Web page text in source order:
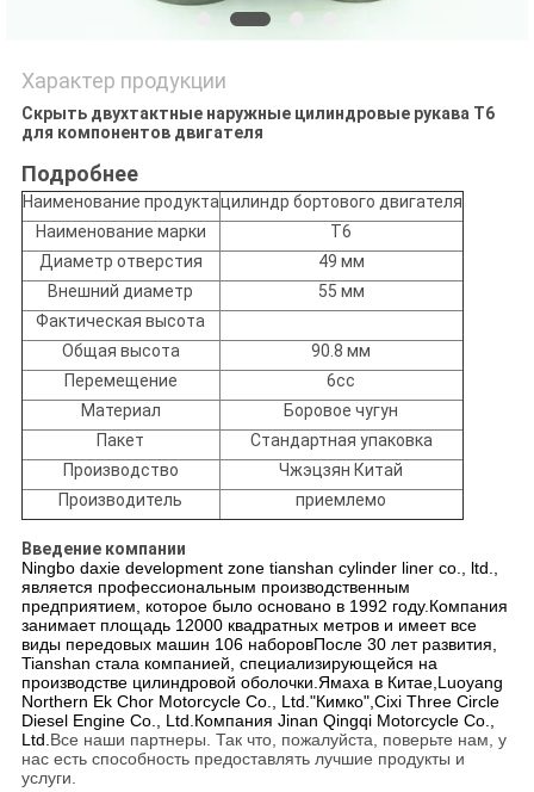
Характер продукции
Скрыть двухтактные наружные цилиндровые рукава T6
для компонентов двигателя
Подробнее
Наименование продуктацилиндр бортового двигателя
Наименование марки
T6
Диаметр отверстия
49 мм
Внешний диаметр
55 мм
Фактическая высота
Общая высота
90.8 мм
Перемещение
6cc
Материал
Боровое чугун
Пакет
Стандартная упаковка
Производство
Чжэцзян Китай
Производитель
приемлемо
Введение компании
Ningbo daxie development zone tianshan cylinder liner co., ltd.,
является профессиональным производственным
предприятием, которое было основано в 1992 году.Компания
занимает площадь 12000 квадратных метров и имеет все
виды передовых машин 106 наборовПосле 30 лет развития,
Tianshan стала компанией, специализирующейся на
производстве цилиндровой оболочки.Ямаха в Китае,Luoyang
Northern Ek Chor Motorcycle Co., Ltd."Кимко",Cixi Three Circle
Diesel Engine Co., Ltd.Компания Jinan Qingqi Motorcycle Co.,
Ltd.Все наши партнеры. Так что, пожалуйста, поверьте нам, у
нас есть способность предоставлять лучшие продукты и
услуги.